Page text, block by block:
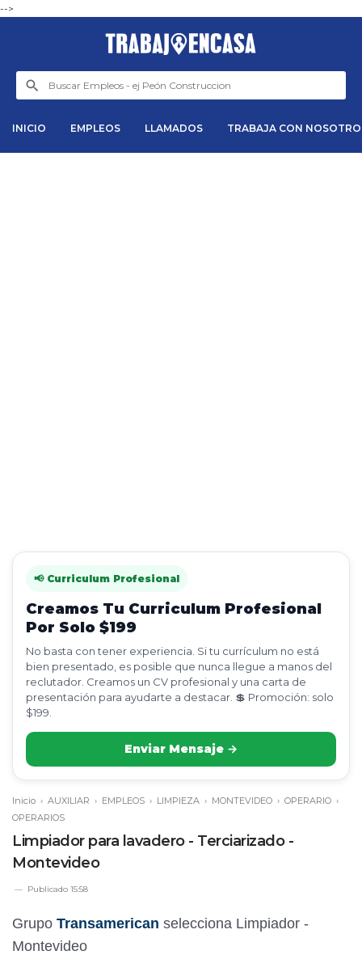
-->
INICIO EMPLEOS LLAMADOS TRABAJA CON
📢 Curriculum Profesional
Creamos Tu Curriculum Profesional
Por Solo $199
No basta con tener experiencia. Si tu currículum no está
bien presentado, es posible que nunca llegue a manos del
reclutador. Creamos un CV profesional y una carta de
presentación para ayudarte a destacar. 💲 Promoción: solo
$199.
Enviar Mensaje →
Inicio › AUXILIAR › EMPLEOS › LIMPIEZA › MONTEVIDEO › OPERARIO ›
OPERARIOS
Limpiador para lavadero - Terciarizado -
Montevideo
Publicado 15:58
Grupo Transamerican selecciona Limpiador -
Montevideo